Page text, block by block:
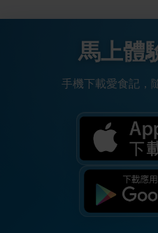
馬上體
手機下載愛食記，